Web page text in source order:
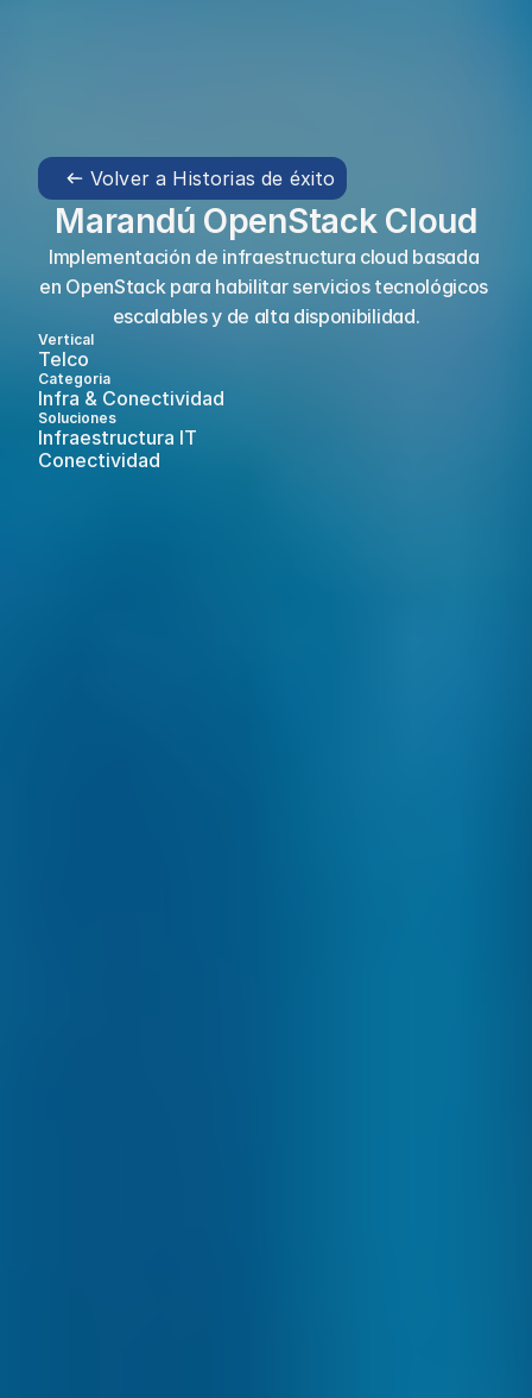
Volver a Historias de éxito
Marandú OpenStack Cloud
Implementación de infraestructura cloud basada
en OpenStack para habilitar servicios tecnológicos
escalables y de alta disponibilidad.
Vertical
Telco
Categoria
Infra & Conectividad
Soluciones
Infraestructura IT
Conectividad